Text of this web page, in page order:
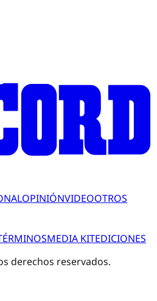
OPINIÓNVIDEOOTROS
MEDIA KITEDICIONES
derechos reservados.